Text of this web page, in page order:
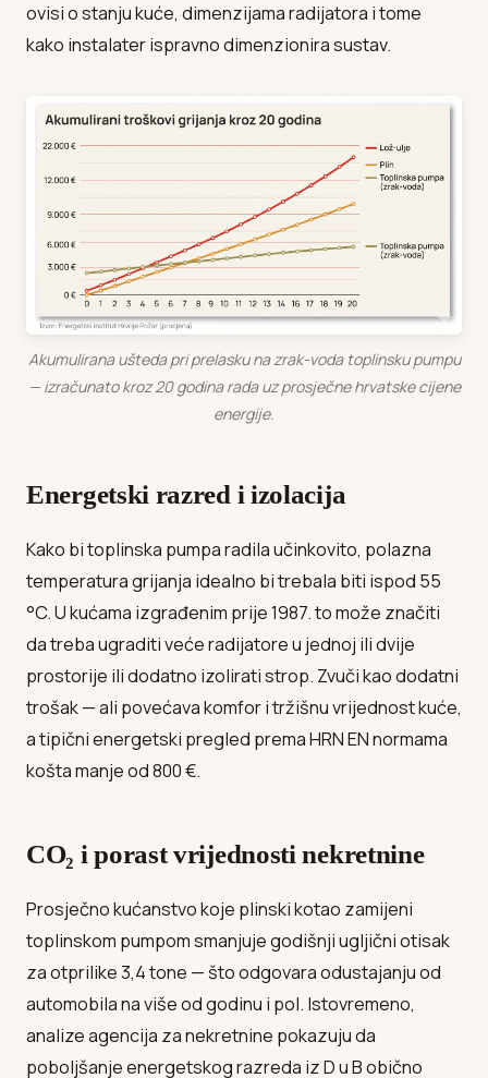
ovisi o stanju kuće, dimenzijama radijatora i tome
kako instalater ispravno dimenzionira sustav.
Akumulirana ušteda pri prelasku na zrak-voda toplinsku pumpu
— izračunato kroz 20 godina rada uz prosječne hrvatske cijene
energije.
Energetski razred i izolacija
Kako bi toplinska pumpa radila učinkovito, polazna
temperatura grijanja idealno bi trebala biti ispod 55
°C. U kućama izgrađenim prije 1987. to može značiti
da treba ugraditi veće radijatore u jednoj ili dvije
prostorije ili dodatno izolirati strop. Zvuči kao dodatni
trošak — ali povećava komfor i tržišnu vrijednost kuće,
a tipični energetski pregled prema HRN EN normama
košta manje od 800 €.
CO₂ i porast vrijednosti nekretnine
Prosječno kućanstvo koje plinski kotao zamijeni
toplinskom pumpom smanjuje godišnji ugljični otisak
za otprilike 3,4 tone — što odgovara odustajanju od
automobila na više od godinu i pol. Istovremeno,
analize agencija za nekretnine pokazuju da
poboljšanje energetskog razreda iz D u B obično